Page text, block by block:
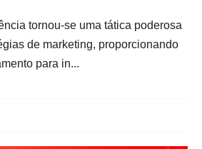
tornou-se uma tática poderosa
de marketing, proporcionando
para in...